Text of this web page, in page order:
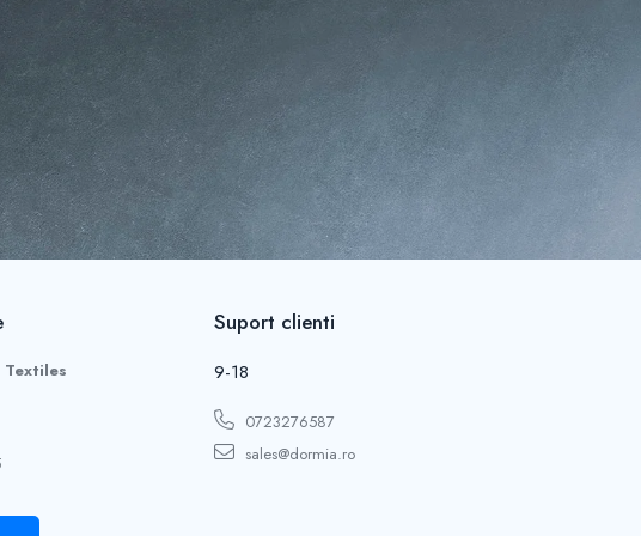
lucrătoare.
Textiles
Suport clienti
9-18
0723276587
sales@dormia.ro